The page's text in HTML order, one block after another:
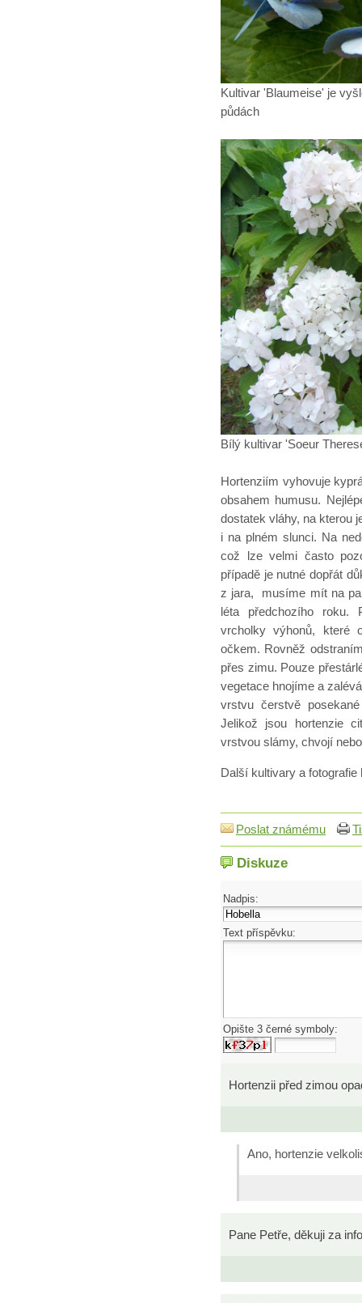
Kultivar 'Blaumeise' je
půdách
Bílý kultivar 'Soeur
Hortenziím vyhovuje
obsahem humusu.
dostatek vláhy, na kterou
i na plném slunci. Na
což lze velmi často
případě je nutné dopřát
z jara, musíme mít na
léta předchozího roku.
vrcholky výhonů, které
očkem. Rovněž
přes zimu. Pouze
vegetace hnojíme a
vrstvu čerstvě
Jelikož jsou hortenzie
vrstvou slámy, chvojí
Další kultivary a
Poslat známému
Diskuze
Nadpis:
Text příspěvku:
Opište 3 černé symboly:
Hortenzii před zimou
Ano, hortenzie
Pane Petře, děkuji za